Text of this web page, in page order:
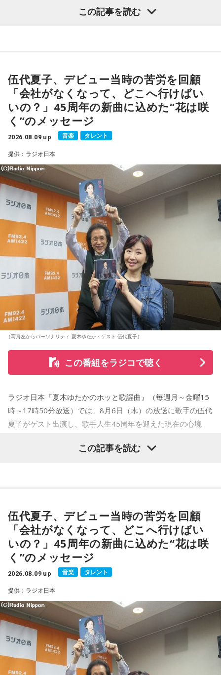
■放送日時：2026年8月16日（日） 19時～20時
■パーソナリティ：吉田尚記
■ゲスト：小山宙哉
■メールアドレス：manga@1242.com
■公式Xアカウント：@MANGARADIO1242
■ハッシュタグ：#マンガのラジオ
■番組HP：https://manga-no-radio.com/
た古今のトピックスが盛りだくさんです。
この記事を読む
伍代夏子、デビュー当時の苦労を回顧
「会社がなくなって、どこへ行けばい
いの？」45周年の新曲に込めた“花は咲
く”のメッセージ
2026.08.09 up 音楽 タレント
提供：ラジオ日本
（写真左からパーソナリティ 夏木ゆたか・ゲスト 伍代夏子）
この番組をラジコで聴く
ラジオ日本『夏木ゆたかのホッと歌謡曲』（毎週月～金曜15
時～17時50分放送）では、8月6日（木）の放送に歌手の伍代
夏子がゲスト出演し、歌手人生45周年を迎えた現在の心境
ることを明かした。また、歌手はレコーディングを終えた
後、自分自身が“演出家”となって楽曲を育てていく仕事でもあ
ると語り、長年培ってきた表現者としての思いを語った。
一方で、デビュー当時は決して順風満帆ではなかった。デビ
ューから間もなく所属レコード会社がなくなり、「どこへ行
けばいいの？」と途方に暮れたことや、芸名を何度も変えな
がら挑戦を続けてきた日々を振り返る。それでも諦めずに歌
い続けた経験が、45周年記念シングル「露天の花」に込めた
「どんな環境でも花は咲く」「その場所で咲く花がある」と
いうメッセージにつながっていると話した。人生は何度でも
立ち上がれるという応援歌は、自身の歩みそのものでもある
この記事を読む
伍代夏子、デビュー当時の苦労を回顧
「会社がなくなって、どこへ行けばい
いの？」45周年の新曲に込めた“花は咲
く”のメッセージ
2026.08.09 up 音楽 タレント
提供：ラジオ日本